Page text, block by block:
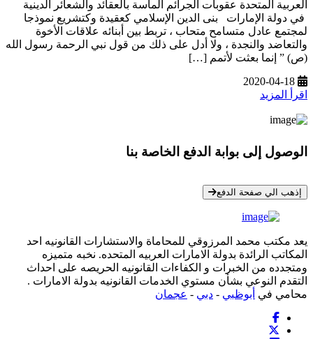
العربية المتحدة عقوبات الجرائم الماسة بالعقائد والشعائر الدينية
في دولة الإمارات بنى الدين الإسلامي كعقيدة وكتشريع نموذجا
لمجتمع عادل متسامح متحاب ، تربط بين أبنائه علاقات الأخوة
والتعاضد والنجدة ، ولا أدل على ذلك من قول نبي الرحمة رسول الله
(ص) ” إنما بعثت لأتمم […]
2020-04-18
اقرأ المزيد
الوصول إلى بوابة الدفع الخاصة بنا
إذهب الي صفحة الدفع
يعد مكتب محمد المرزوقي للمحاماة والاستشارات القانونيه احد
المكاتب الرائدة بدولة الامارات العربيه المتحده. نخبه متميزه
ومتجدده من الخبرات و الكفاءات القانونيه الحريصه على احداث
التقدم النوعي بشأن مستوي الخدمات القانونيه بدولة الامارات .
محامي في أبوظبي - دبي - عجمان